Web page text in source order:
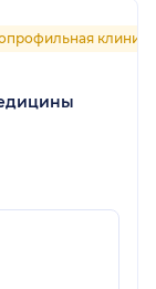
клиника